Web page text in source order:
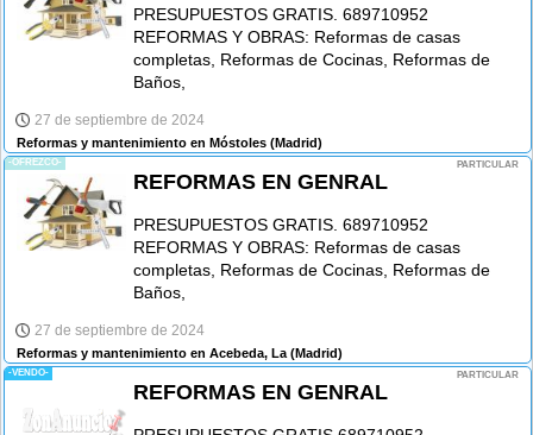
PRESUPUESTOS GRATIS. 689710952
REFORMAS Y OBRAS: Reformas de casas
completas, Reformas de Cocinas, Reformas de
Baños,
27 de septiembre de 2024
Reformas y mantenimiento en Móstoles (Madrid)
-OFREZCO- PARTICULAR
REFORMAS EN GENRAL
PRESUPUESTOS GRATIS. 689710952
REFORMAS Y OBRAS: Reformas de casas
completas, Reformas de Cocinas, Reformas de
Baños,
27 de septiembre de 2024
Reformas y mantenimiento en Acebeda, La(Madrid)
-VENDO- PARTICULAR
REFORMAS EN GENRAL